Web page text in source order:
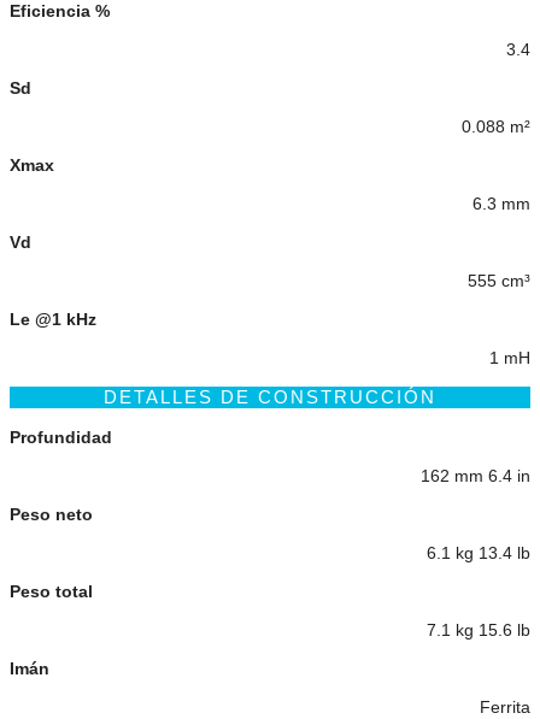
Eficiencia %
3.4
Sd
0.088 m²
Xmax
6.3 mm
Vd
555 cm³
Le @1 kHz
1 mH
DETALLES DE CONSTRUCCIÓN
Profundidad
162 mm 6.4 in
Peso neto
6.1 kg 13.4 lb
Peso total
7.1 kg 15.6 lb
Imán
Ferrita